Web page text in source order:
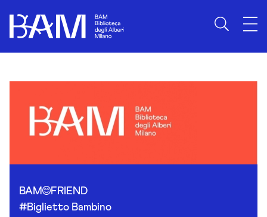
BAM
FRIEND
#Biglietto Bambino